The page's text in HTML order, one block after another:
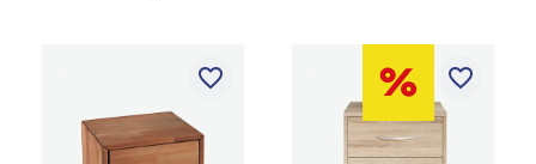
favorite_border favorite_border